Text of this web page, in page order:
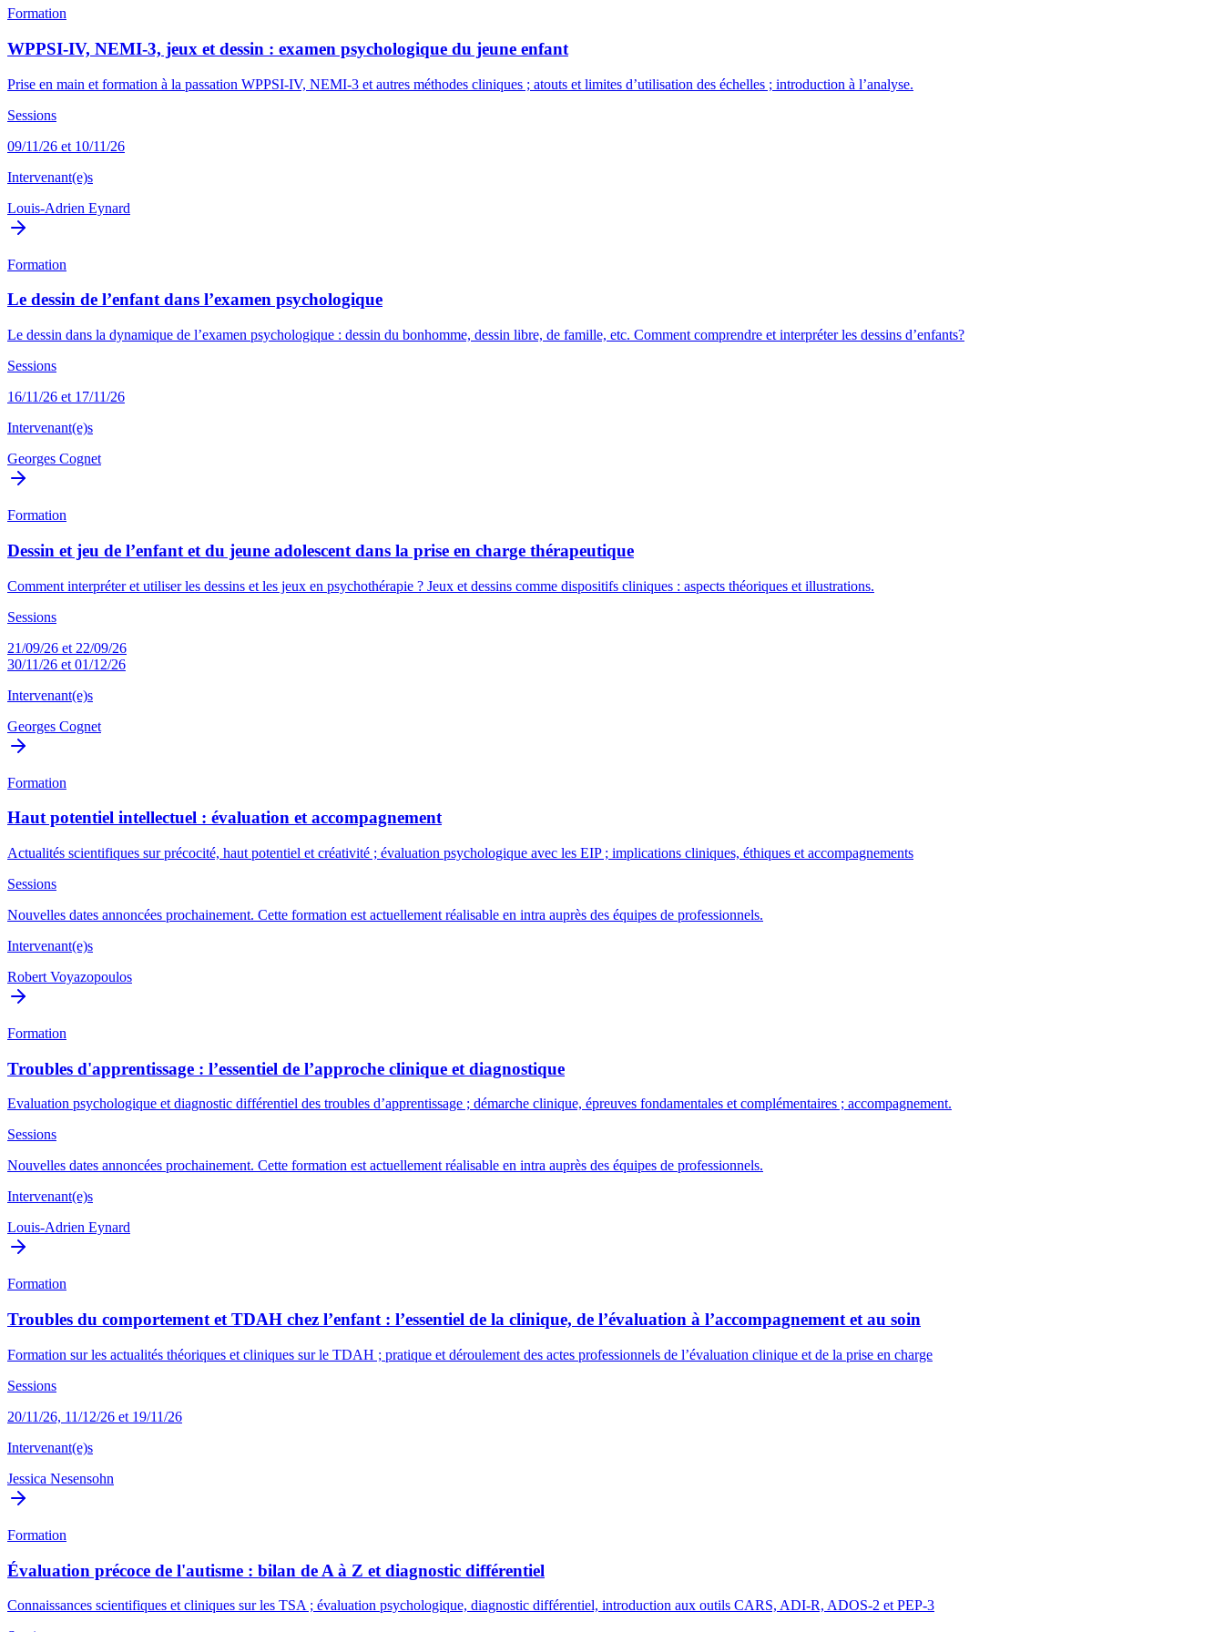
Formation
WPPSI-IV, NEMI-3, jeux et dessin : examen psychologique du jeune enfant
Prise en main et formation à la passation WPPSI-IV, NEMI-3 et autres méthodes cliniques ; atouts et limites d’utilisation des échelles ; introduction à l’analyse.
Sessions
09/11/26 et 10/11/26
Intervenant(e)s
Louis-Adrien Eynard
Formation
Le dessin de l’enfant dans l’examen psychologique
Le dessin dans la dynamique de l’examen psychologique : dessin du bonhomme, dessin libre, de famille, etc. Comment comprendre et interpréter les dessins d’enfants?
Sessions
16/11/26 et 17/11/26
Intervenant(e)s
Georges Cognet
Formation
Dessin et jeu de l’enfant et du jeune adolescent dans la prise en charge thérapeutique
Comment interpréter et utiliser les dessins et les jeux en psychothérapie ? Jeux et dessins comme dispositifs cliniques : aspects théoriques et illustrations.
Sessions
21/09/26 et 22/09/26
30/11/26 et 01/12/26
Intervenant(e)s
Georges Cognet
Formation
Haut potentiel intellectuel : évaluation et accompagnement
Actualités scientifiques sur précocité, haut potentiel et créativité ; évaluation psychologique avec les EIP ; implications cliniques, éthiques et accompagnements
Sessions
Nouvelles dates annoncées prochainement. Cette formation est actuellement réalisable en intra auprès des équipes de professionnels.
Intervenant(e)s
Robert Voyazopoulos
Formation
Troubles d'apprentissage : l’essentiel de l’approche clinique et diagnostique
Evaluation psychologique et diagnostic différentiel des troubles d’apprentissage ; démarche clinique, épreuves fondamentales et complémentaires ; accompagnement.
Sessions
Nouvelles dates annoncées prochainement. Cette formation est actuellement réalisable en intra auprès des équipes de professionnels.
Intervenant(e)s
Louis-Adrien Eynard
Formation
Troubles du comportement et TDAH chez l’enfant : l’essentiel de la clinique, de l’évaluation à l’accompagnement et au soin
Formation sur les actualités théoriques et cliniques sur le TDAH ; pratique et déroulement des actes professionnels de l’évaluation clinique et de la prise en charge
Sessions
20/11/26, 11/12/26 et 19/11/26
Intervenant(e)s
Jessica Nesensohn
Formation
Évaluation précoce de l'autisme : bilan de A à Z et diagnostic différentiel
Connaissances scientifiques et cliniques sur les TSA ; évaluation psychologique, diagnostic différentiel, introduction aux outils CARS, ADI-R, ADOS-2 et PEP-3